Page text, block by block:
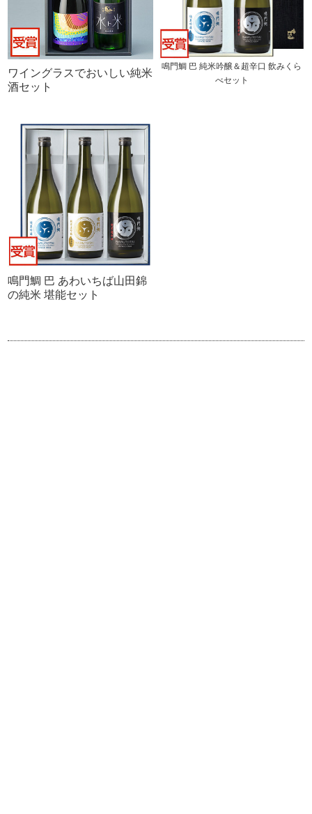
ワイングラスでおいしい純米
酒セット
鳴門鯛 巴 純米吟醸＆超辛口 飲みくら
べセット
鳴門鯛 巴 あわいちば山田錦
の純米 堪能セット